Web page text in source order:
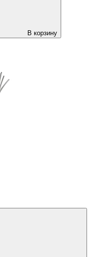
В корзину